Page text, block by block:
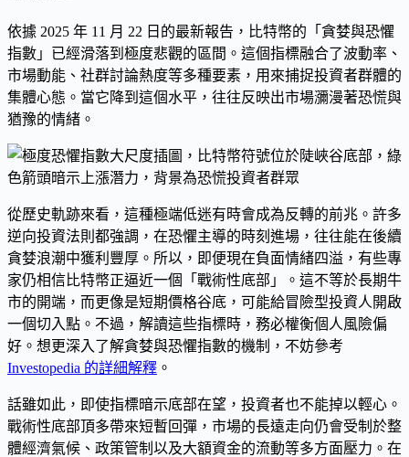
依據 2025 年 11 月 22 日的最新報告，比特幣的「貪婪與恐懼
指數」已經滑落到極度悲觀的區間。這個指標融合了波動率、
市場動能、社群討論熱度等多種要素，用來捕捉投資者群體的
集體心態。當它降到這個水平，往往反映出市場瀰漫著恐慌與
猶豫的情緒。
從歷史軌跡來看，這種極端低迷有時會成為反轉的前兆。許多
逆向投資法則都強調，在恐懼主導的時刻進場，往往能在後續
貪婪浪潮中獲利豐厚。所以，即便現在負面情緒四溢，有些專
家仍相信比特幣正逼近一個「戰術性底部」。這不等於長期牛
市的開端，而更像是短期價格谷底，可能給冒險型投資人開啟
一個切入點。不過，解讀這些指標時，務必權衡個人風險偏
好。想更深入了解貪婪與恐懼指數的機制，不妨參考
Investopedia 的詳細解釋 。
話雖如此，即使指標暗示底部在望，投資者也不能掉以輕心。
戰術性底部頂多帶來短暫回彈，市場的長遠走向仍會受制於整
體經濟氣候、政策管制以及大額資金的流動等多方面壓力。在